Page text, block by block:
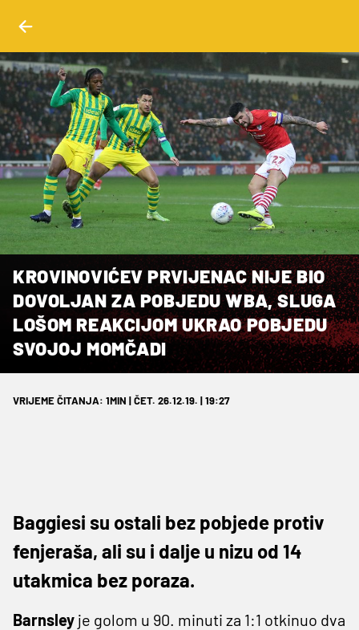
KROVINOVIĆEV PRVIJENAC NIJE BIO
DOVOLJAN ZA POBJEDU WBA, SLUGA
LOŠOM REAKCIJOM UKRAO POBJEDU
SVOJOJ MOMČADI
VRIJEME ČITANJA: 1MIN | ČET. 26.12.19. | 19:27
Baggiesi su ostali bez pobjede protiv
fenjeraša, ali su i dalje u nizu od 14
utakmica bez poraza.
Barnsley je golom u 90. minuti za 1:1 otkinuo dva